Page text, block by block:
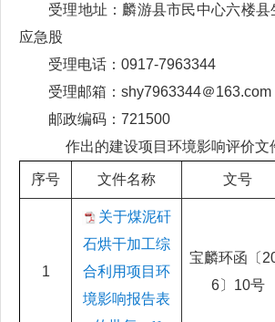
受理地址：麟游县市民中心六楼
应急股
受理电话：0917-7963344
受理邮箱：shy7963344＠163.com
邮政编码：721500
作出的建设项目环境影响评价文
序号 文件名称 文号
1
关于煤泥矸
石烘干加工综
合利用项目环
境影响报告表
宝麟环函〔
6〕10号